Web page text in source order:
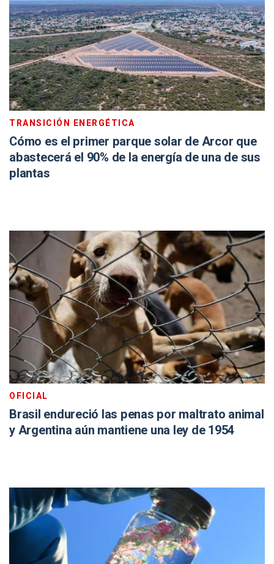
TRANSICIÓN ENERGÉTICA
Cómo es el primer parque solar de Arcor que
abastecerá el 90% de la energía de una de sus
plantas
OFICIAL
Brasil endureció las penas por maltrato animal
y Argentina aún mantiene una ley de 1954